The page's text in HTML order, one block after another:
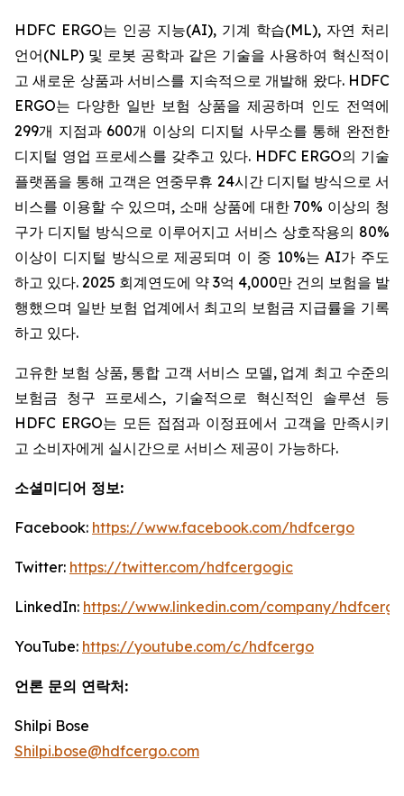
HDFC ERGO는 인공 지능(AI), 기계 학습(ML), 자연 처리
언어(NLP) 및 로봇 공학과 같은 기술을 사용하여 혁신적이
고 새로운 상품과 서비스를 지속적으로 개발해 왔다. HDFC
ERGO는 다양한 일반 보험 상품을 제공하며 인도 전역에
299개 지점과 600개 이상의 디지털 사무소를 통해 완전한
디지털 영업 프로세스를 갖추고 있다. HDFC ERGO의 기술
플랫폼을 통해 고객은 연중무휴 24시간 디지털 방식으로 서
비스를 이용할 수 있으며, 소매 상품에 대한 70% 이상의 청
구가 디지털 방식으로 이루어지고 서비스 상호작용의 80%
이상이 디지털 방식으로 제공되며 이 중 10%는 AI가 주도
하고 있다. 2025 회계연도에 약 3억 4,000만 건의 보험을 발
행했으며 일반 보험 업계에서 최고의 보험금 지급률을 기록
하고 있다.
고유한 보험 상품, 통합 고객 서비스 모델, 업계 최고 수준의
보험금 청구 프로세스, 기술적으로 혁신적인 솔루션 등
HDFC ERGO는 모든 접점과 이정표에서 고객을 만족시키
고 소비자에게 실시간으로 서비스 제공이 가능하다.
소셜미디어 정보:
Facebook: https://www.facebook.com/hdfcergo
Twitter: https://twitter.com/hdfcergogic
LinkedIn: https://www.linkedin.com/company/hdfcergo
YouTube: https://youtube.com/c/hdfcergo
언론 문의 연락처:
Shilpi Bose
Shilpi.bose@hdfcergo.com